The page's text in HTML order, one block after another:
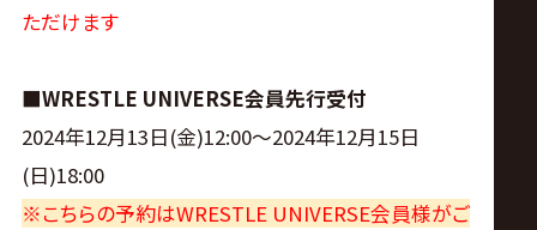
ただけます
■WRESTLE UNIVERSE会員先行受付
2024年12月13日(金)12:00〜2024年12月15日
(日)18:00
※こちらの予約はWRESTLE UNIVERSE会員様がご